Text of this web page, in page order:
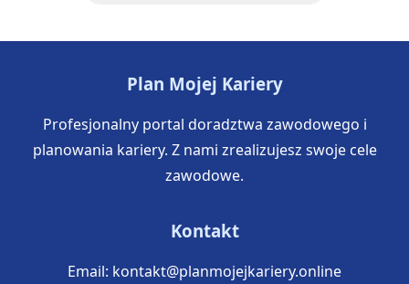
Plan Mojej Kariery
Profesjonalny portal doradztwa zawodowego i
planowania kariery. Z nami zrealizujesz swoje cele
zawodowe.
Kontakt
Email: kontakt@planmojejkariery.online